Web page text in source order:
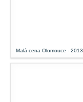
Malá cena Olomouce - 2013